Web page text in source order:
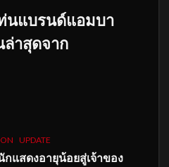
นแบรนด์แอมบา
ล่าสุดจาก
UPDATE
กแสดงอายุน้อยสู่เจ้าของ